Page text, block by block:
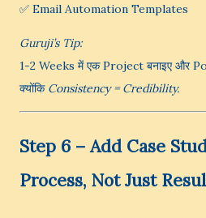
✅ Email Automation Templates
Guruji’s Tip:
1-2 Weeks में एक Project बनाइए और
क्योंकि Consistency = Credibility.
Step 6 – Add Case
Process, Not Just